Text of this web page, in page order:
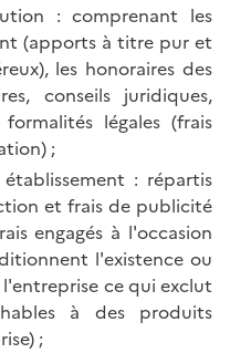
: comprenant les
(apports à titre pur et
les honoraires des
conseils juridiques,
légales (frais
;
: répartis
et frais de publicité
engagés à l'occasion
l'existence ou
ce qui exclut
à des produits
;